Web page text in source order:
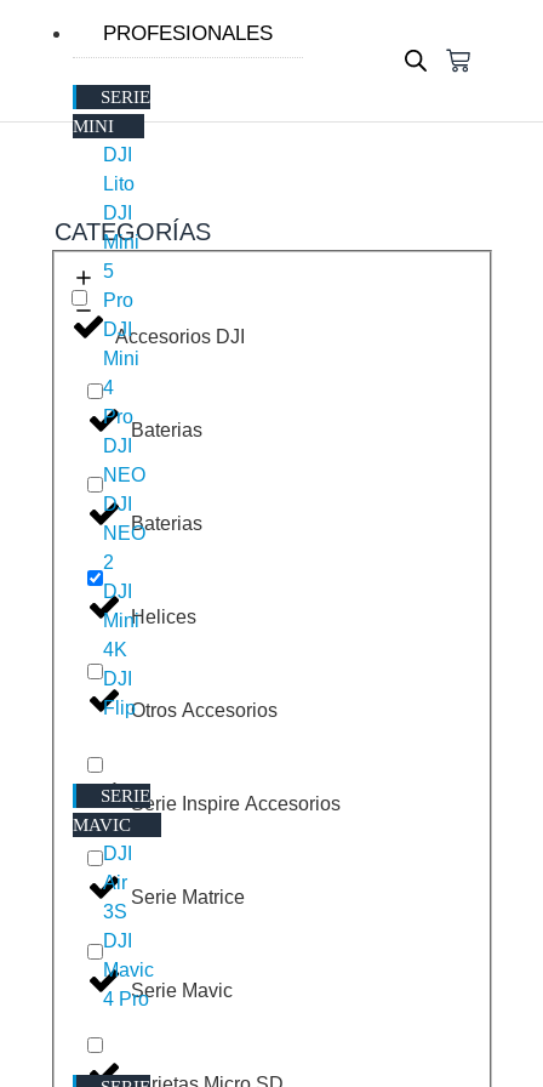
PROFESIONALES
SERIE
MINI
DJI
Lito
DJI
Mini
5
Pro
DJI
Mini
4
Pro
DJI
NEO
DJI
NEO
2
DJI
Mini
4K
DJI
Flip
SERIE
MAVIC
DJI
Air
3S
DJI
Mavic
4 Pro
CATEGORÍAS
Accesorios DJI
Baterias
Baterias
Helices
Otros Accesorios
Serie Inspire Accesorios
Serie Matrice
Serie Mavic